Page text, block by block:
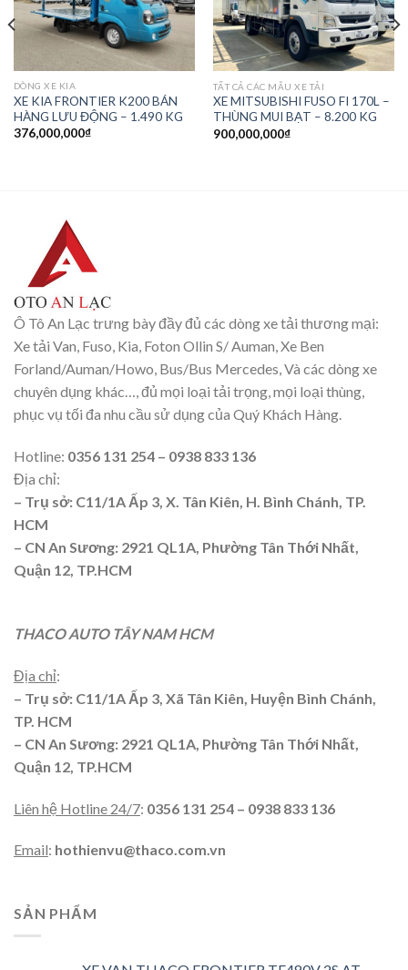
DÒNG XE KIA
XE KIA FRONTIER K200 BÁN
HÀNG LƯU ĐỘNG – 1.490 KG
376,000,000₫
TẤT CẢ CÁC MẪU XE TẢI
XE MITSUBISHI FUSO FI 170L –
THÙNG MUI BẠT – 8.200 KG
900,000,000₫
Ô Tô An Lạc trưng bày đầy đủ các dòng xe tải thương mại:
Xe tải Van, Fuso, Kia, Foton Ollin S/ Auman, Xe Ben
Forland/Auman/Howo, Bus/Bus Mercedes, Và các dòng xe
chuyên dụng khác…, đủ mọi loại tải trọng, mọi loại thùng,
phục vụ tối đa nhu cầu sử dụng của Quý Khách Hàng.
Hotline: 0356 131 254 – 0938 833 136
Địa chỉ:
– Trụ sở: C11/1A Ấp 3, X. Tân Kiên, H. Bình Chánh, TP.
HCM
– CN An Sương: 2921 QL1A, Phường Tân Thới Nhất,
Quận 12, TP.HCM
THACO AUTO TÂY NAM HCM
Địa chỉ:
– Trụ sở: C11/1A Ấp 3, Xã Tân Kiên, Huyện Bình Chánh,
TP. HCM
– CN An Sương: 2921 QL1A, Phường Tân Thới Nhất,
Quận 12, TP.HCM
Liên hệ Hotline 24/7: 0356 131 254 – 0938 833 136
Email: hothienvu@thaco.com.vn
SẢN PHẨM